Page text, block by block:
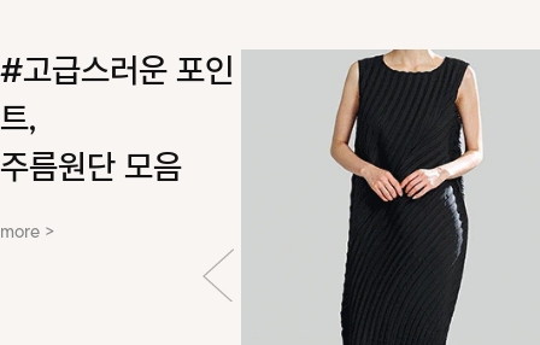
#고급스러운 포인
트,
주름원단 모음
more >